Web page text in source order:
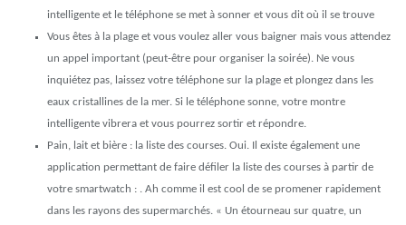
intelligente et le téléphone se met à sonner et vous dit où il se trouve
Vous êtes à la plage et vous voulez aller vous baigner mais vous attendez
un appel important (peut-être pour organiser la soirée). Ne vous
inquiétez pas, laissez votre téléphone sur la plage et plongez dans les
eaux cristallines de la mer. Si le téléphone sonne, votre montre
intelligente vibrera et vous pourrez sortir et répondre.
Pain, lait et bière : la liste des courses. Oui. Il existe également une
application permettant de faire défiler la liste des courses à partir de
votre smartwatch : . Ah comme il est cool de se promener rapidement
dans les rayons des supermarchés. « Un étourneau sur quatre, un